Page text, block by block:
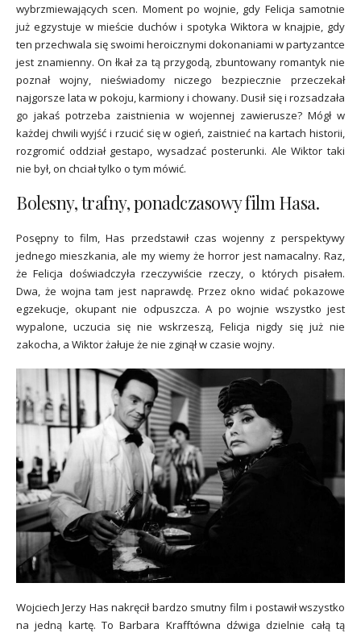
wybrzmiewających scen. Moment po wojnie, gdy Felicja samotnie
już egzystuje w mieście duchów i spotyka Wiktora w knajpie, gdy
ten przechwala się swoimi heroicznymi dokonaniami w partyzantce
jest znamienny. On łkał za tą przygodą, zbuntowany romantyk nie
poznał wojny, nieświadomy niczego bezpiecznie przeczekał
najgorsze lata w pokoju, karmiony i chowany. Dusił się i rozsadzała
go jakaś potrzeba zaistnienia w wojennej zawierusze? Mógł w
każdej chwili wyjść i rzucić się w ogień, zaistnieć na kartach historii,
rozgromić oddział gestapo, wysadzać posterunki. Ale Wiktor taki
nie był, on chciał tylko o tym mówić.
Bolesny, trafny, ponadczasowy film Hasa.
Posępny to film, Has przedstawił czas wojenny z perspektywy
jednego mieszkania, ale my wiemy że horror jest namacalny. Raz,
że Felicja doświadczyła rzeczywiście rzeczy, o których pisałem.
Dwa, że wojna tam jest naprawdę. Przez okno widać pokazowe
egzekucje, okupant nie odpuszcza. A po wojnie wszystko jest
wypalone, uczucia się nie wskrzeszą, Felicja nigdy się już nie
zakocha, a Wiktor żałuje że nie zginął w czasie wojny.
Wojciech Jerzy Has nakręcił bardzo smutny film i postawił wszystko
na jedną kartę. To Barbara Krafftówna dźwiga dzielnie całą tą